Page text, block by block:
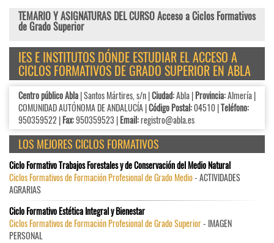
TEMARIO Y ASIGNATURAS DEL CURSO Acceso a Ciclos Formativos
de Grado Superior
IES E INSTITUTOS DÓNDE ESTUDIAR EL ACCESO A
CICLOS FORMATIVOS DE GRADO SUPERIOR EN ABLA
Centro público Abla| Santos Mártires, s/n |Ciudad:Abla |Provincia:Almería |
COMUNIDAD AUTÓNOMA DE ANDALUCÍA |Código Postal:04510 |Teléfono:
950359522 |Fax:950359523 |Email:registro@abla.es
LOS MEJORES CICLOS FORMATIVOS
Ciclo Formativo Trabajos Forestales y de Conservación del Medio Natural
Ciclos Formativos de Formación Profesional de Grado Medio- ACTIVIDADES
AGRARIAS
Ciclo Formativo Estética Integral y Bienestar
Ciclos Formativos de Formación Profesional de Grado Superior- IMAGEN
PERSONAL